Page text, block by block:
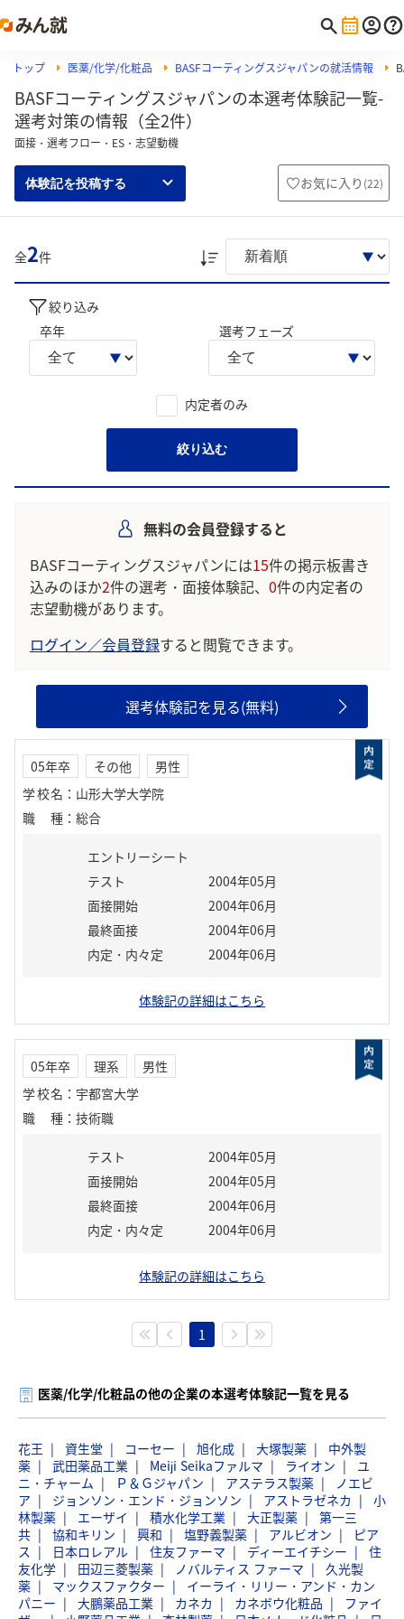
トップ 医薬/化学/化粧品 BASFコーティングスジャパンの就活情報
BASFコーティングスジャパンの本選考体験記一覧-
選考対策の情報（全2件）
面接・選考フロー・ES・志望動機
体験記を投稿する お気に入り (22)
全2件
絞り込み
卒年
選考フェーズ
内定者のみ
絞り込む
無料の会員登録すると
BASFコーティングスジャパンには15件の掲示板書き
込みのほか2件の選考・面接体験記、 0件の内定者の
志望動機があります。
ログイン／会員登録すると閲覧できます。
選考体験記を見る(無料)
05年卒 その他
男性
学校名 ： 山形大学大学院
職種 ： 総合
エントリーシート
テスト
2004年05月
面接開始
2004年06月
最終面接
2004年06月
内定・内々定
2004年06月
体験記の詳細はこちら
05年卒 理系
男性
学校名 ： 宇都宮大学
職種 ： 技術職
テスト
2004年05月
面接開始
2004年05月
最終面接
2004年06月
内定・内々定
2004年06月
体験記の詳細はこちら
1
医薬/化学/化粧品の他の企業の本選考体験記一覧を見る
花王 資生堂 コーセー 旭化成 大塚製薬
中外製
薬
武田薬品工業 Meiji Seikaファルマ ライオン
ユ
ニ・チャーム
Ｐ＆Ｇジャパン アステラス製薬
ノエビ
ア
ジョンソン・エンド・ジョンソン アストラゼネカ
小
林製薬
エーザイ 積水化学工業 大正製薬
第一三
共
協和キリン 興和 塩野義製薬 アルビオン
ピア
ス
日本ロレアル 住友ファーマ ディーエイチシー
住
友化学
田辺三菱製薬 ノバルティス ファーマ
久光製
薬
マックスファクター
イーライ・リリー・アンド・カン
パニー
大鵬薬品工業 カネカ カネボウ化粧品
ファイ